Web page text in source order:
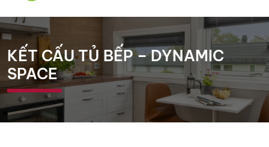
BẾP
CẦN
THƠ
CHUYÊN
THIẾT
KẾ,
THI
CÔNG,
CUNG
CẤP
KẾT CẤU TỦ BẾP – DYNAMIC
SPACE